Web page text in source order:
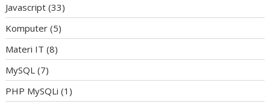
Javascript (33)
Komputer (5)
Materi IT (8)
MySQL (7)
PHP MySQLi (1)